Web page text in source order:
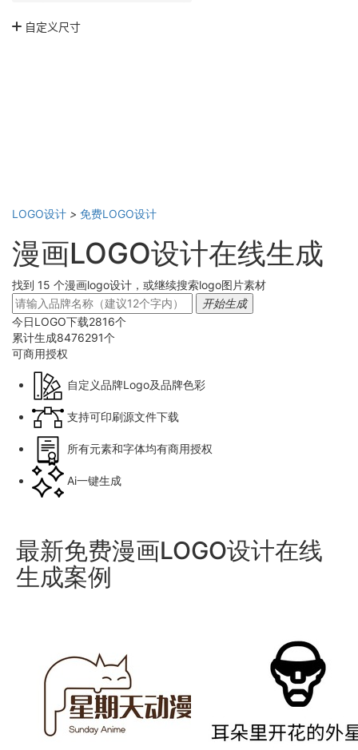
LOGO设计 > 免费LOGO设计
漫画LOGO设计在线生成
找到 15 个漫画logo设计，或继续搜索logo图片素材
开始生成
今日LOGO下载2816个
累计生成8476291个
可商用授权
自定义品牌Logo及品牌色彩
支持可印刷源文件下载
所有元素和字体均有商用授权
Ai一键生成
最新免费漫画LOGO设计在线
生成案例